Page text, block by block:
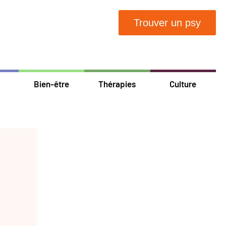
Trouver un psy
Bien-être Thérapies Culture